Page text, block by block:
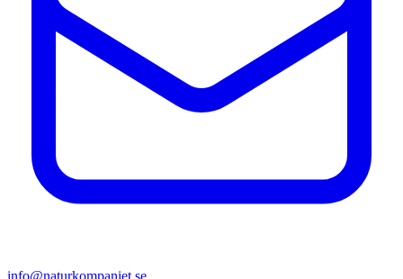
info@naturkompaniet.se